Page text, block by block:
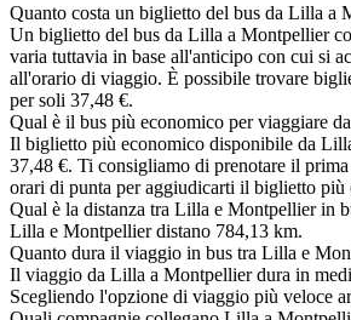
Quanto costa un biglietto del bus da Lilla a
Un biglietto del bus da Lilla a Montpellier
varia tuttavia in base all'anticipo con cui si
all'orario di viaggio. È possibile trovare
per soli 37,48 €.
Qual è il bus più economico per viaggiare
Il biglietto più economico disponibile da
37,48 €. Ti consigliamo di prenotare il
orari di punta per aggiudicarti il biglietto più
Qual è la distanza tra Lilla e Montpellier in
Lilla e Montpellier distano 784,13 km.
Quanto dura il viaggio in bus tra Lilla e
Il viaggio da Lilla a Montpellier dura in
Scegliendo l'opzione di viaggio più veloce